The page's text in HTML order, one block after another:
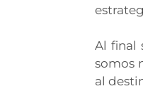
Al final
somos
al